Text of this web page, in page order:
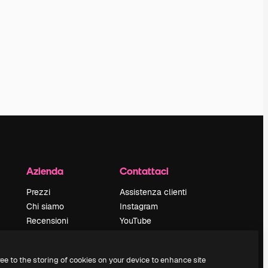
Azienda
Prezzi
Chi siamo
Recensioni
Blog
Contattaci
Assistenza clienti
Instagram
YouTube
Discord
to the storing of cookies on your device to enhance site